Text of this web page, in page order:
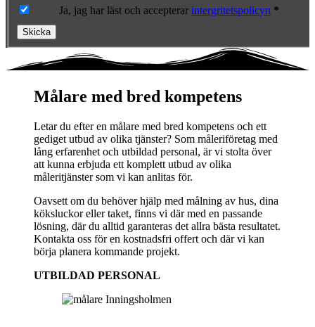
Ja, jag har läst och accepterar intergritetspolicyn *
Skicka
Målare med bred kompetens
Letar du efter en målare med bred kompetens och ett
gediget utbud av olika tjänster? Som måleriföretag med
lång erfarenhet och utbildad personal, är vi stolta över
att kunna erbjuda ett komplett utbud av olika
måleritjänster som vi kan anlitas för.
Oavsett om du behöver hjälp med målning av hus, dina
köksluckor eller taket, finns vi där med en passande
lösning, där du alltid garanteras det allra bästa resultatet.
Kontakta oss för en kostnadsfri offert och där vi kan
börja planera kommande projekt.
UTBILDAD PERSONAL